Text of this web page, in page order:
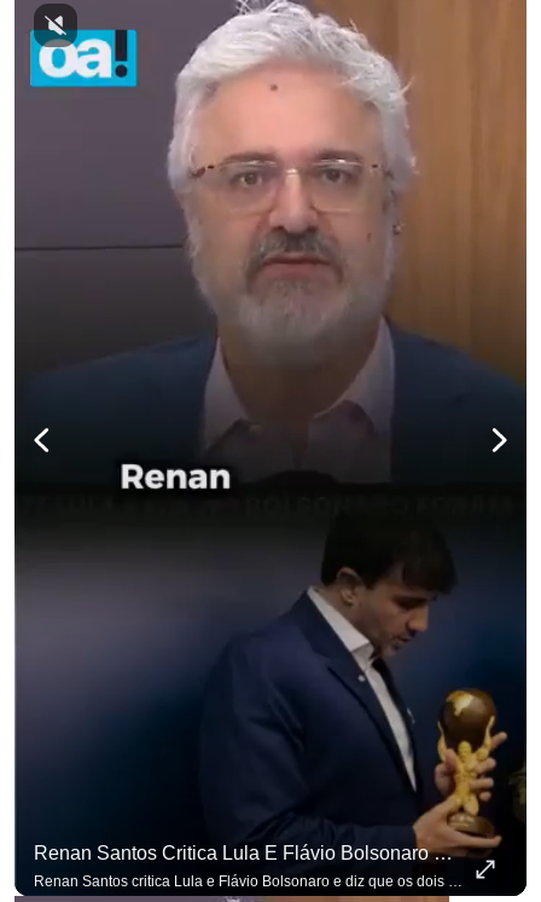
Renan Santos Critica Lula E Flávio Bolsonaro E Diz Que Os Dois São Lados Da Mesma Moeda.